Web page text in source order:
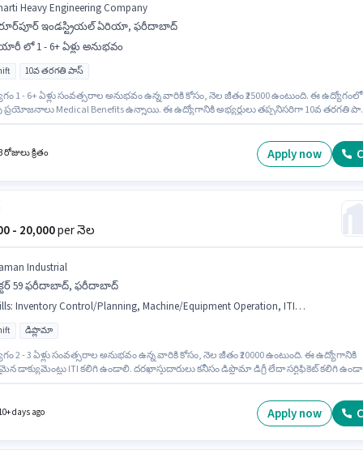
Heavy Engineering Company
ఇండస్ట్రియల్ ఏరియా, ఫరీదాబాద్
లో 1 - 6+ ఏళ్లు అనుభవం
10వ తరగతి పాస్
1 - 6+ ఏళ్లు సంవత్సరాల అనుభవం ఉన్న వారికి కోసం, నెల జీతం ₹25000 ఉంటుంది. ఈ ఉద్యోగంలో
ప్రయోజనాలు Medical Benefits ఉన్నాయి. ఈ ఉద్యోగానికి అభ్యర్థులు తప్పనిసరిగా 10వ తరగతి
రోజులు క్రితం Apply now
- 20,000per నెల
Industrial
59 ఫరీదాబాద్, ఫరీదాబాద్
: Inventory Control/Planning, Machine/Equipment Operation, ITI, Production Scheduling, Machine/Equipment Maintenance
డిప్లొమా
2 - 3 ఏళ్లు సంవత్సరాల అనుభవం ఉన్న వారికి కోసం, నెల జీతం ₹20000 ఉంటుంది. ఈ ఉద్యోగానికి
డాక్యుమెంట్లు ITI కలిగి ఉండాలి. దరఖాస్తుదారులు కనీసం డిప్లొమా డిగ్రీ లేదా సర్టిఫికెట్ కలిగి
Machine/Equipment Operation, Production Scheduling వంటి నైపుణ్యాలు ఉండాలి.
days ago Apply now